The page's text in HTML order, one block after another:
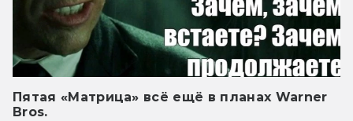
Пятая «Матрица» всё ещё в планах Warner
Bros.